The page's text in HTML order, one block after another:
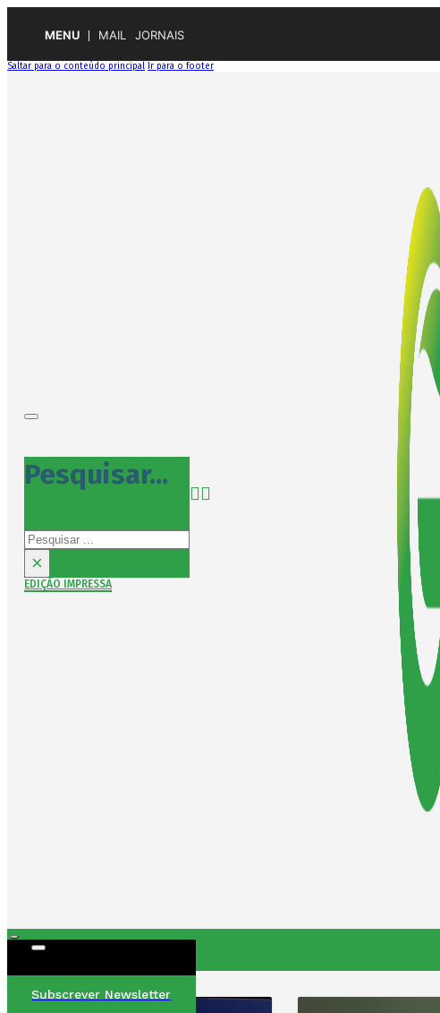
MENU MAIL JORNAIS
Saltar para o conteúdo principal Ir para o footer
Pesquisar...
Pesquisar
×
EDIÇÃO IMPRESSA
Subscrever Newsletter